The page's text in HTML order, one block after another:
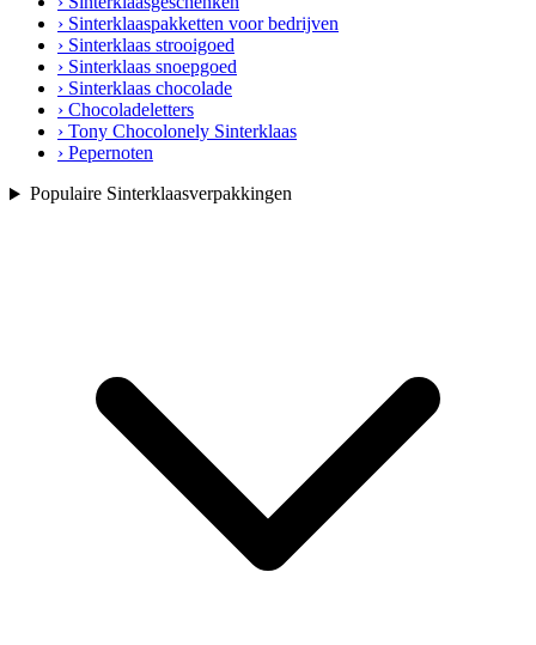
› Sinterklaaspakketten voor bedrijven
› Sinterklaas strooigoed
› Sinterklaas snoepgoed
› Sinterklaas chocolade
› Chocoladeletters
› Tony Chocolonely Sinterklaas
› Pepernoten
Populaire Sinterklaasverpakkingen